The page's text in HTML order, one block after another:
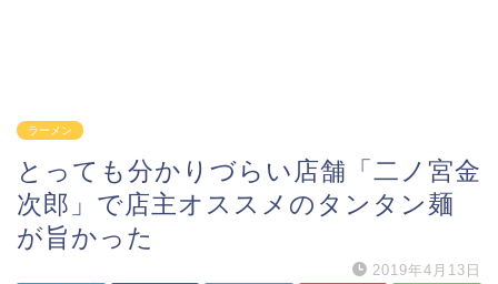
ラーメン
とっても分かりづらい店舗「二ノ宮金
次郎」で店主オススメのタンタン麺
が旨かった
2019年4月13日